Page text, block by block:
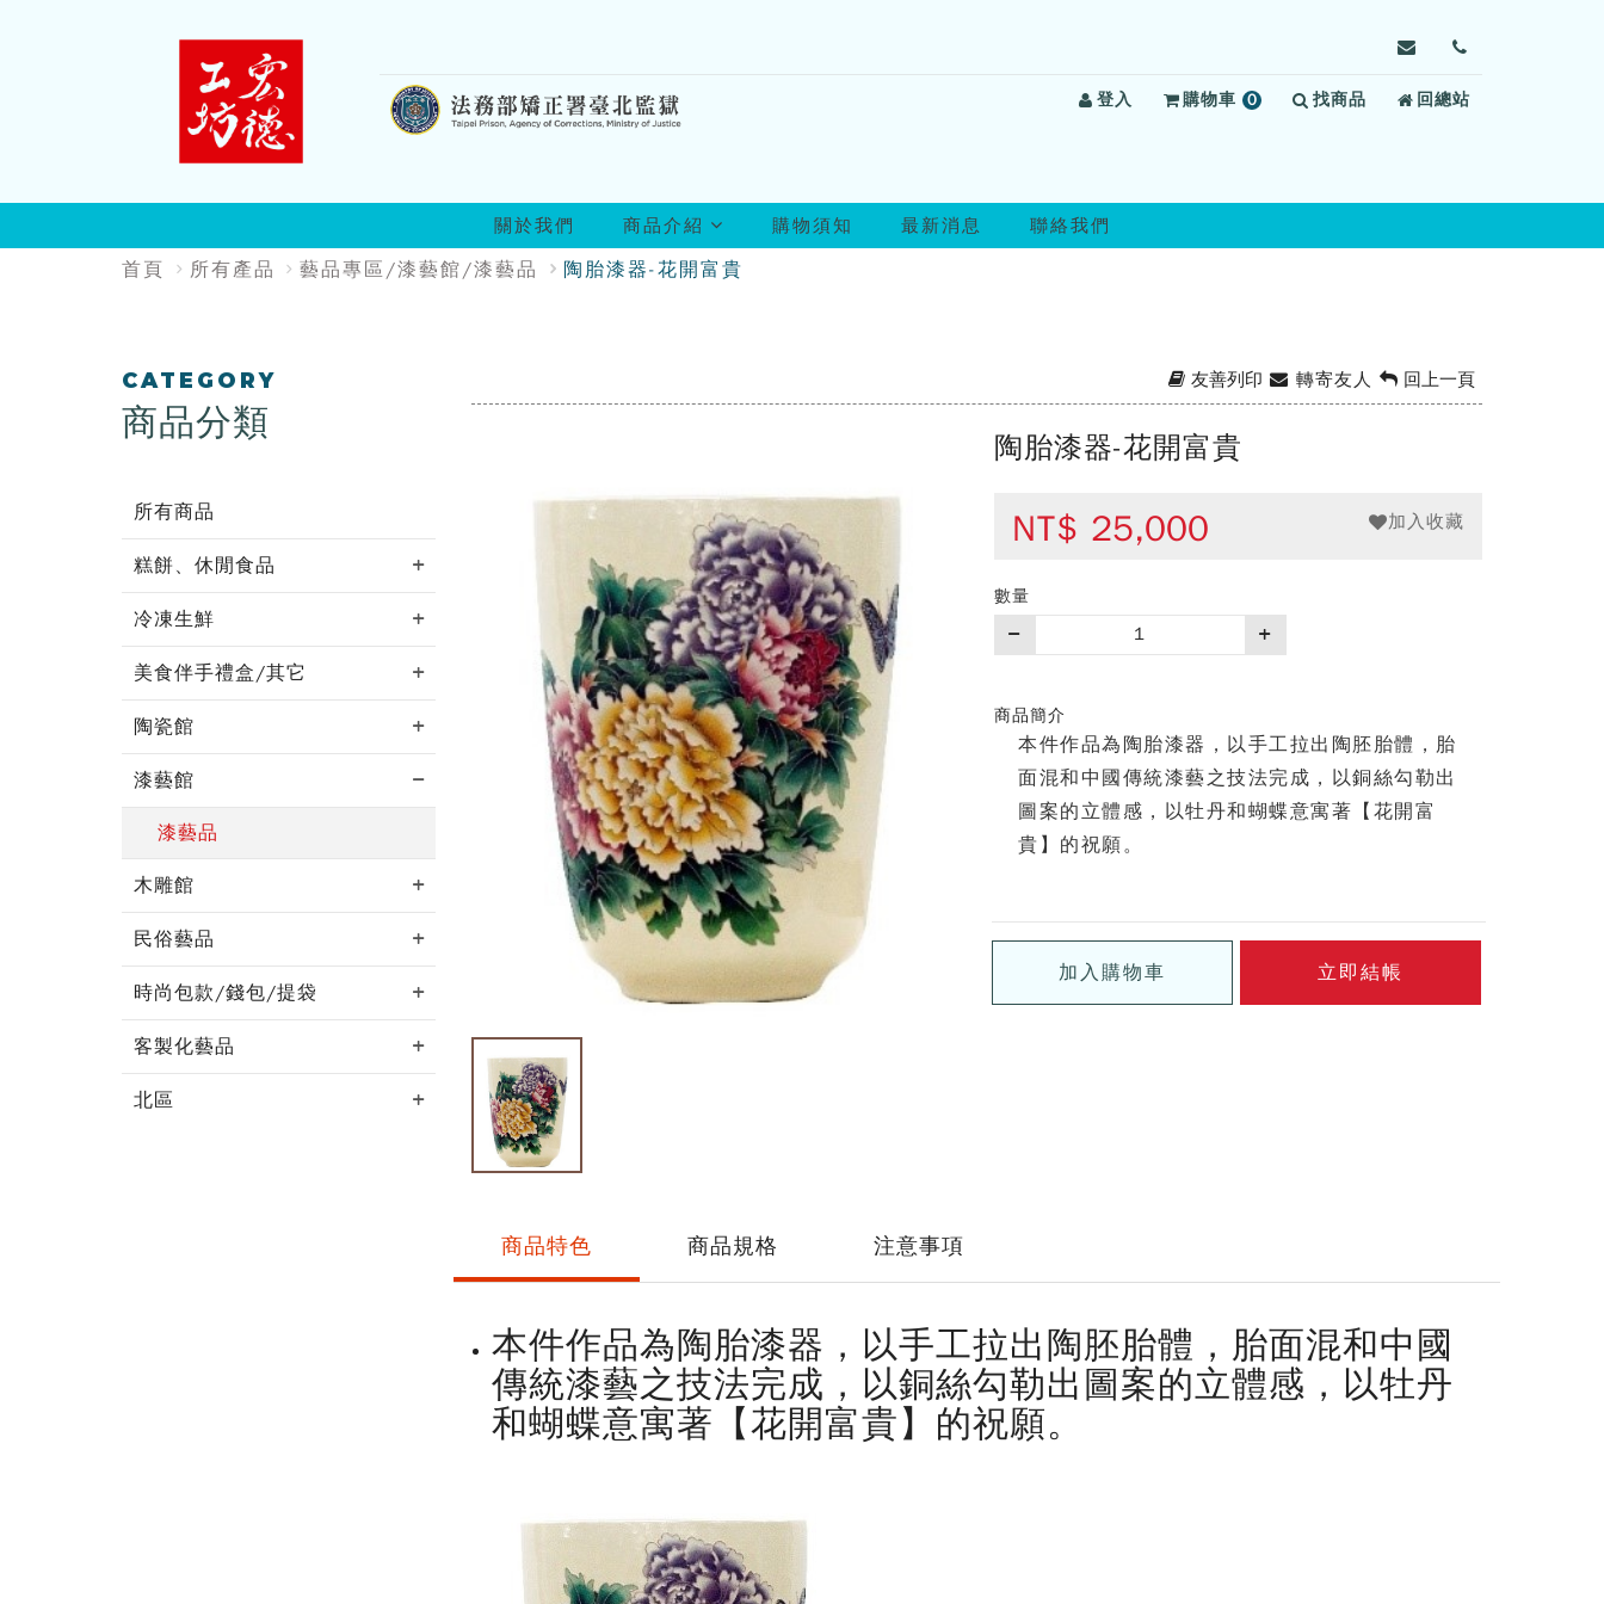
給
獄，
聯
登入 購物車 0項
找商品 回總站
關於我們 商品介紹
商
品
購物須知 最新消息
聯絡我們
:::
首頁 所有產品 藝品專區/漆藝館/漆藝品 陶胎漆器-花開富貴
:::
CATEGORY
商品分類
所有商品
糕餅、休閒食品
冷凍生鮮
美食伴手禮盒/其它
陶瓷館
漆藝館
漆藝品
木雕館
民俗藝品
時尚包款/錢包/提袋
客製化藝品
北區
友善列印 轉寄友人 回上一頁
陶胎漆器-花開富貴
NT$ 25,000 加入收藏
數量
買
量
商品簡介
本件作品為陶胎漆器，以手工拉出陶胚胎體，胎
面混和中國傳統漆藝之技法完成，以銅絲勾勒出
圖案的立體感，以牡丹和蝴蝶意寓著【花開富
貴】的祝願。
加入購物車 立即結帳
商品特色 商品規格 注意事項
本件作品為陶胎漆器，以手工拉出陶胚胎體，胎面混和中國
傳統漆藝之技法完成，以銅絲勾勒出圖案的立體感，以牡丹
和蝴蝶意寓著【花開富貴】的祝願。